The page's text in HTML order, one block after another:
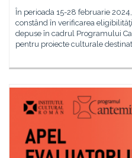
În perioada 15-28 februarie
constând în verificarea
depuse în cadrul Programului
pentru proiecte culturale